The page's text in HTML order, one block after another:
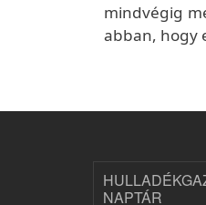
mindvégig
abban, hogy
NAPTÁR